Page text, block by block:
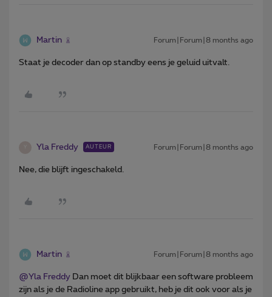
Martin Forum|Forum|8 months ago
Staat je decoder dan op standby eens je geluid uitvalt.
Yla Freddy AUTEUR Forum|Forum|8 months ago
Nee, die blijft ingeschakeld.
Martin Forum|Forum|8 months ago
@Yla Freddy Dan moet dit blijkbaar een software probleem
zijn als je de Radioline app gebruikt, heb je dit ook voor als je